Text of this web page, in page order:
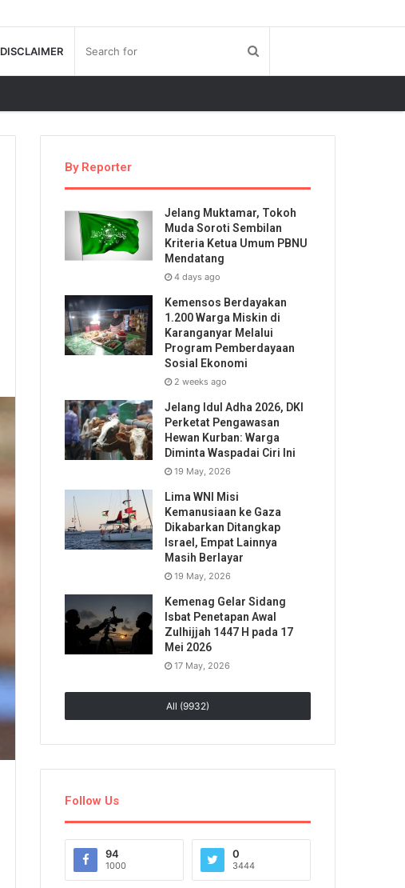
DISCLAIMER
By Reporter
Jelang Muktamar, Tokoh
Muda Soroti Sembilan
Kriteria Ketua Umum PBNU
Mendatang
4 days ago
Kemensos Berdayakan
1.200 Warga Miskin di
Karanganyar Melalui
Program Pemberdayaan
Sosial Ekonomi
2 weeks ago
Jelang Idul Adha 2026, DKI
Perketat Pengawasan
Hewan Kurban: Warga
Diminta Waspadai Ciri Ini
19 May, 2026
Lima WNI Misi
Kemanusiaan ke Gaza
Dikabarkan Ditangkap
Israel, Empat Lainnya
Masih Berlayar
19 May, 2026
Kemenag Gelar Sidang
Isbat Penetapan Awal
Zulhijjah 1447 H pada 17
Mei 2026
17 May, 2026
All (9932)
Follow Us
94
1000
0
3444